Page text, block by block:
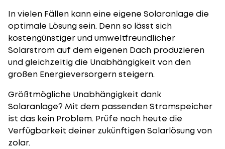
In vielen Fällen kann eine eigene Solaranlage die
optimale Lösung sein. Denn so lässt sich
kostengünstiger und umweltfreundlicher
Solarstrom auf dem eigenen Dach produzieren
und gleichzeitig die Unabhängigkeit von den
großen Energieversorgern steigern.
Größtmögliche Unabhängigkeit dank
Solaranlage? Mit dem passenden Stromspeicher
ist das kein Problem. Prüfe noch heute die
Verfügbarkeit deiner zukünftigen Solarlösung von
zolar.